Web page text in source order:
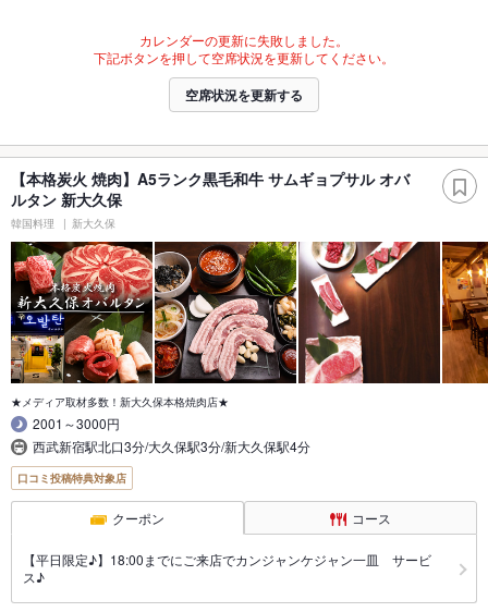
カレンダーの更新に失敗しました。
下記ボタンを押して空席状況を更新してください。
空席状況を更新する
【本格炭火 焼肉】A5ランク黒毛和牛 サムギョプサル オバ
ルタン 新大久保
韓国料理 新大久保
★メディア取材多数！新大久保本格焼肉店★
2001～3000円
西武新宿駅北口3分/大久保駅3分/新大久保駅4分
口コミ投稿特典対象店
クーポン コース
【平日限定♪】18:00までにご来店でカンジャンケジャン一皿 サービ
ス♪